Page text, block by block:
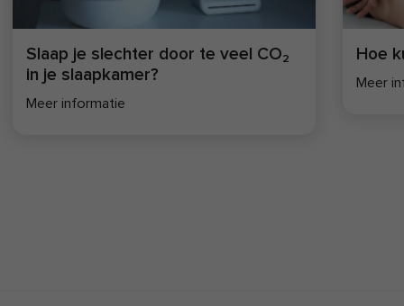
hypobaric hypoxia. J.appl physiol 101: 1386-1393, 2006.
Slaap je slechter door te veel CO₂
in je slaapkamer?
Meer informatie
Hoe
Meer